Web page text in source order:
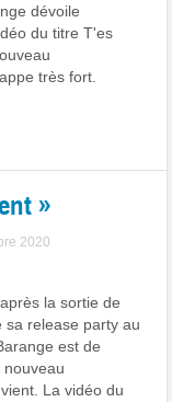
dévoile
du titre T'es
très fort.
»
2020
la sortie de
sa release party au
est de
nouveau
La vidéo du